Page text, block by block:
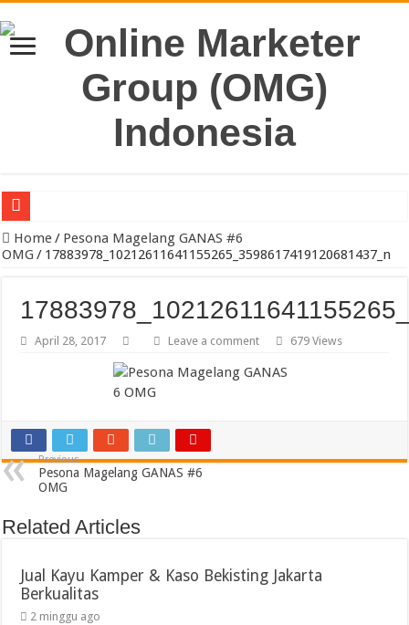
Pengacara Merek Profesional Jakarta Lindungi Hak Merek Bisnis
Home/ Pesona Magelang GANAS #6
OMG / 17883978_10212611641155265_3598617419120681437_n
April 28, 2017 Leave a comment 679 Views
Previous
Pesona Magelang GANAS #6
OMG
Related Articles
Jual Kayu Kamper & Kaso Bekisting Jakarta
Berkualitas
2 minggu ago